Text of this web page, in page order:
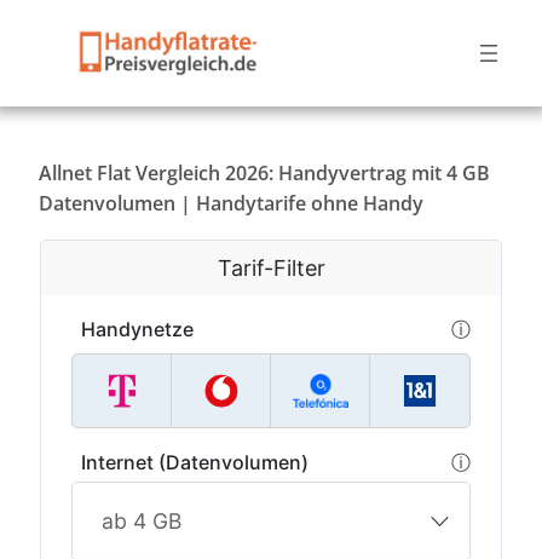
Allnet Flat Vergleich 2026: Handyvertrag mit 4 GB
Datenvolumen | Handytarife ohne Handy